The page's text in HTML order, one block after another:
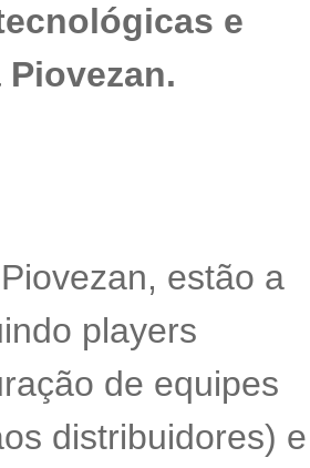
e
estão a
players
de equipes
distribuidores) e